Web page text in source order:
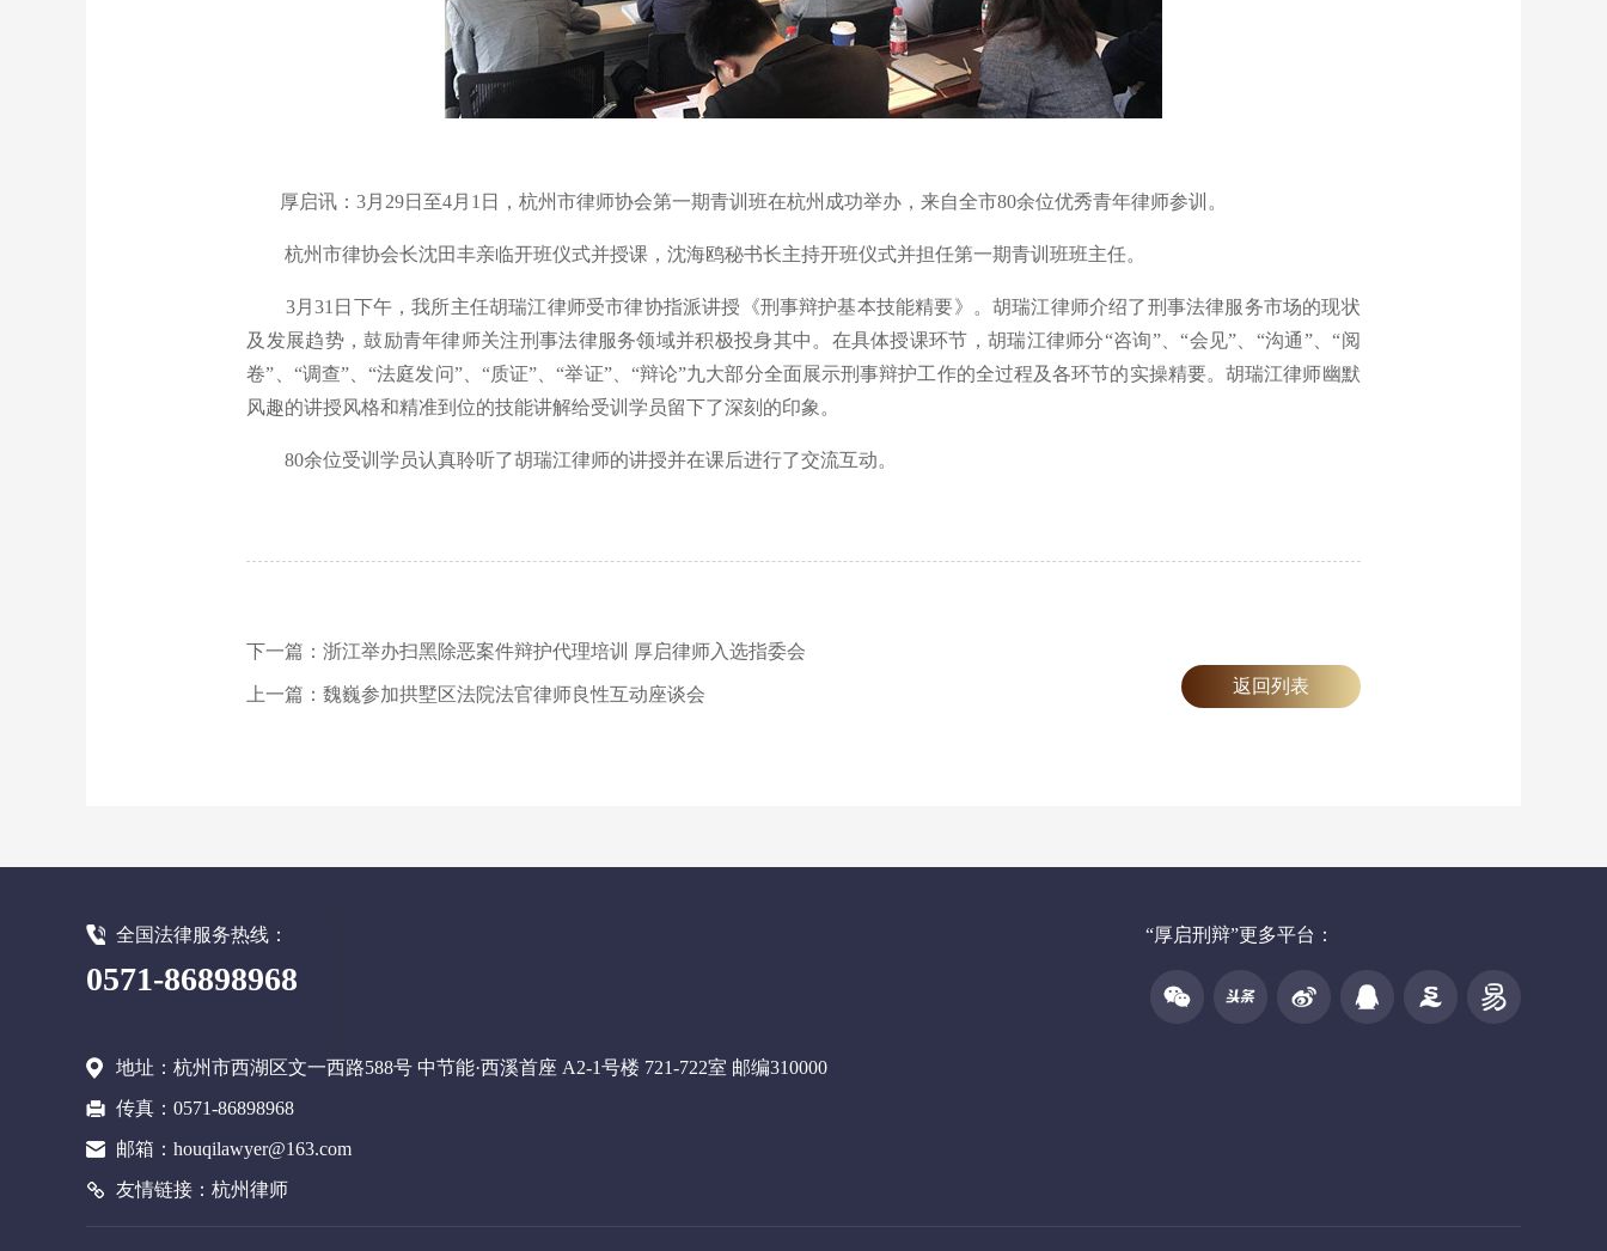
厚启讯：3月29日至4月1日，杭州市律师协会第一期青训班在杭州成功举办，来自全市80余位优秀青年律师参训。
杭州市律协会长沈田丰亲临开班仪式并授课，沈海鸥秘书长主持开班仪式并担任第一期青训班班主任。
3月31日下午，我所主任胡瑞江律师受市律协指派讲授《刑事辩护基本技能精要》。胡瑞江律师介绍了刑事法律服务市场的现状
及发展趋势，鼓励青年律师关注刑事法律服务领域并积极投身其中。在具体授课环节，胡瑞江律师分“咨询”、“会见”、“沟通”、“阅
卷”、“调查”、“法庭发问”、“质证”、“举证”、“辩论”九大部分全面展示刑事辩护工作的全过程及各环节的实操精要。胡瑞江律师幽默
风趣的讲授风格和精准到位的技能讲解给受训学员留下了深刻的印象。
80余位受训学员认真聆听了胡瑞江律师的讲授并在课后进行了交流互动。
返回列表
下一篇：浙江举办扫黑除恶案件辩护代理培训 厚启律师入选指委会
上一篇：魏巍参加拱墅区法院法官律师良性互动座谈会
全国法律服务热线：
0571-86898968
地址：杭州市西湖区文一西路588号 中节能·西溪首座 A2-1号楼 721-722室 邮编310000
传真：0571-86898968
邮箱：houqilawyer@163.com
友情链接： 杭州律师
“厚启刑辩”更多平台：